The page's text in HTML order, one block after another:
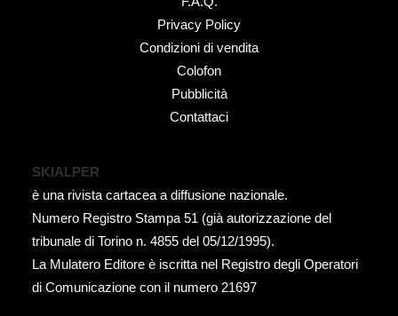
Privacy Policy
Condizioni di vendita
Colofon
Pubblicità
Contattaci
SKIALPER
è una rivista cartacea a diffusione nazionale.
Numero Registro Stampa 51 (già autorizzazione del
tribunale di Torino n. 4855 del 05/12/1995).
La Mulatero Editore è iscritta nel Registro degli Operatori
di Comunicazione con il numero 21697